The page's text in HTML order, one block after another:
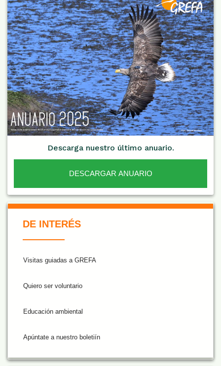
Descarga nuestro último anuario.
DESCARGAR ANUARIO
DE INTERÉS
Visitas guiadas a GREFA
Quiero ser voluntario
Educación ambiental
Apúntate a nuestro boletiín